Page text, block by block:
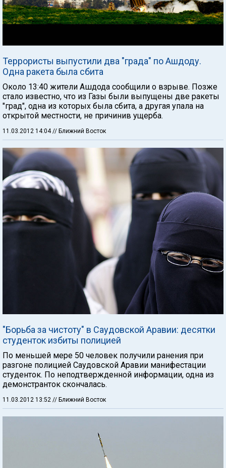
Террористы выпустили два "града" по Ашдоду.
Одна ракета была сбита
Около 13:40 жители Ашдода сообщили о взрыве. Позже
стало известно, что из Газы были выпущены две ракеты
"град", одна из которых была сбита, а другая упала на
открытой местности, не причинив ущерба.
11.03.2012 14:04// Ближний Восток
"Борьба за чистоту" в Саудовской Аравии: десятки
студенток избиты полицией
По меньшей мере 50 человек получили ранения при
разгоне полицией Саудовской Аравии манифестации
студенток. По неподтвержденной информации, одна из
демонстранток скончалась.
11.03.2012 13:52 // Ближний Восток